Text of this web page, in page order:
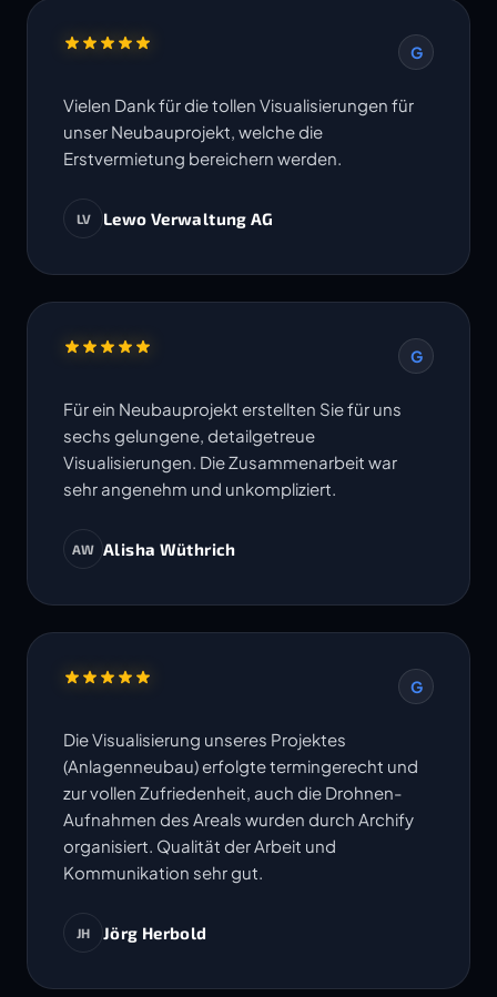
G
Vielen Dank für die tollen Visualisierungen für
unser Neubauprojekt, welche die
Erstvermietung bereichern werden.
LV Lewo Verwaltung AG
G
Für ein Neubauprojekt erstellten Sie für uns
sechs gelungene, detailgetreue
Visualisierungen. Die Zusammenarbeit war
sehr angenehm und unkompliziert.
AW Alisha Wüthrich
G
Die Visualisierung unseres Projektes
(Anlagenneubau) erfolgte termingerecht und
zur vollen Zufriedenheit, auch die Drohnen-
Aufnahmen des Areals wurden durch Archify
organisiert. Qualität der Arbeit und
Kommunikation sehr gut.
JH Jörg Herbold